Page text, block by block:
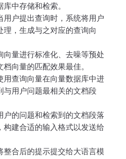
中存储和检索。
用户提出查询时，系统将用户
理，生成与之对应的查询向
向量进行标准化、去噪等预处
向量的匹配效果最佳。
用查询向量在向量数据库中进
与用户问题最相关的文档段
户的问题和检索到的文档段落
构建合适的输入格式以发送给
整合后的提示提交给大语言模